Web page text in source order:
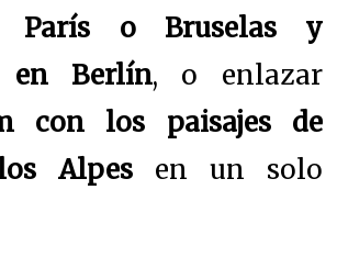
París o Bruselas y
en Berlín, o enlazar
con los paisajes de
Alpes en un solo